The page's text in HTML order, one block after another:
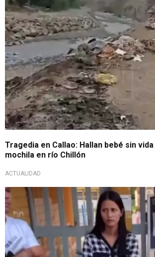
Tragedia en Callao: Hallan bebé sin
mochila en río Chillón
ACTUALIDAD
¿Dónde está el cuerpo?